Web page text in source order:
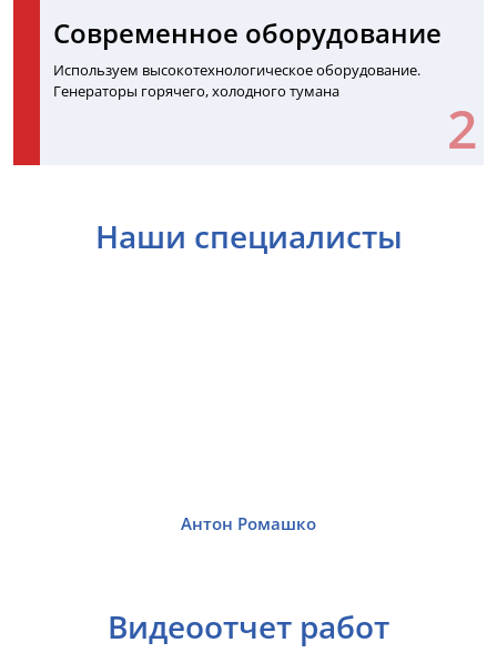
Современное оборудование
Используем высокотехнологическое оборудование.
Генераторы горячего, холодного тумана
Наши специалисты
Антон Ромашко
Видеоотчет работ